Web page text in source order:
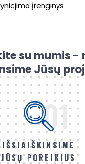
įrenginys
su mumis -
Jūsų
01
IŠSIAIŠKINSIME
JŪSŲ POREIKIUS